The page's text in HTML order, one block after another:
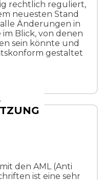
rechtlich reguliert,
neuesten Stand
Änderungen in
Blick, von denen
sein könnte und
gestaltet
den AML (Anti
ist eine sehr